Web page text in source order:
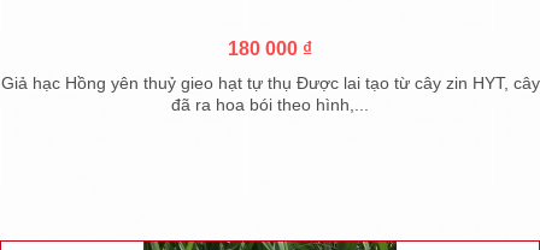
180 000 ₫
Giả hạc Hồng yên thuỷ gieo hạt tự thụ Được lai tạo từ cây zin HYT, cây
đã ra hoa bói theo hình,...